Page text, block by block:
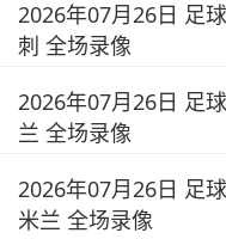
2026年07月26日 足
刺 全场录像
2026年07月26日 足
兰 全场录像
2026年07月26日 足
米兰 全场录像